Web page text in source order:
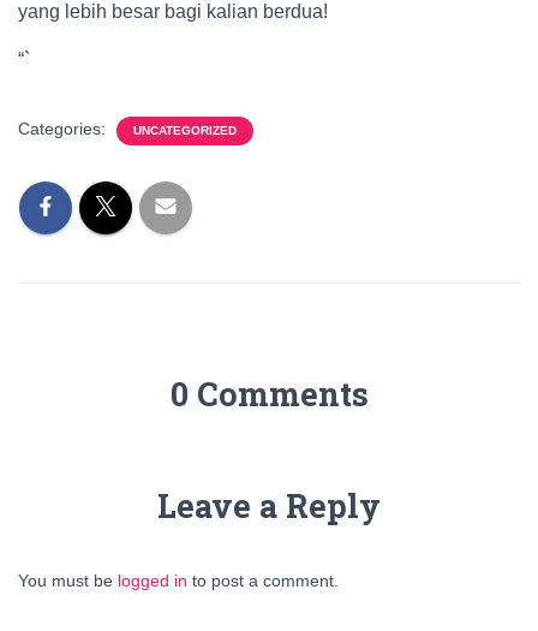
yang lebih besar bagi kalian berdua!
“`
Categories: UNCATEGORIZED
0 Comments
Leave a Reply
You must be logged in to post a comment.